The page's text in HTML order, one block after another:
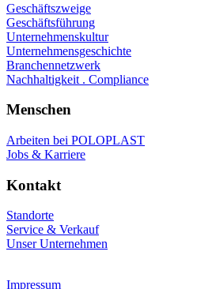
Geschäftszweige
Geschäftsführung
Unternehmenskultur
Unternehmensgeschichte
Branchennetzwerk
Nachhaltigkeit . Compliance
Menschen
Arbeiten bei POLOPLAST
Jobs & Karriere
Kontakt
Standorte
Service & Verkauf
Unser Unternehmen
Impressum